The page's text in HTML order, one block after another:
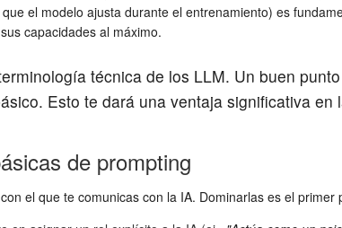
el modelo ajusta durante el entrenamiento) es
capacidades al máximo.
técnica de los LLM. Un buen
Esto te dará una ventaja significativa
de prompting
el que te comunicas con la IA. Dominarlas es el